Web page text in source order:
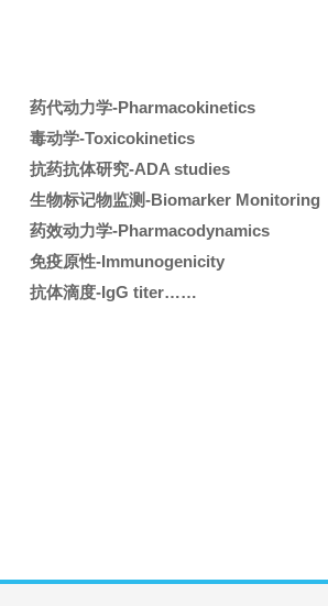
药代动力学-Pharmacokinetics
毒动学-Toxicokinetics
抗药抗体研究-ADA studies
生物标记物监测-Biomarker Monitoring
药效动力学-Pharmacodynamics
免疫原性-Immunogenicity
抗体滴度-IgG titer……